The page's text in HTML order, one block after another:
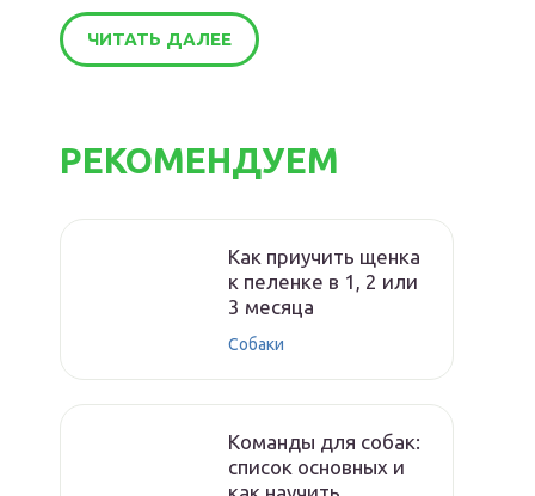
ЧИТАТЬ ДАЛЕЕ
РЕКОМЕНДУЕМ
Как приучить щенка
к пеленке в 1, 2 или
3 месяца
Собаки
Команды для собак:
список основных и